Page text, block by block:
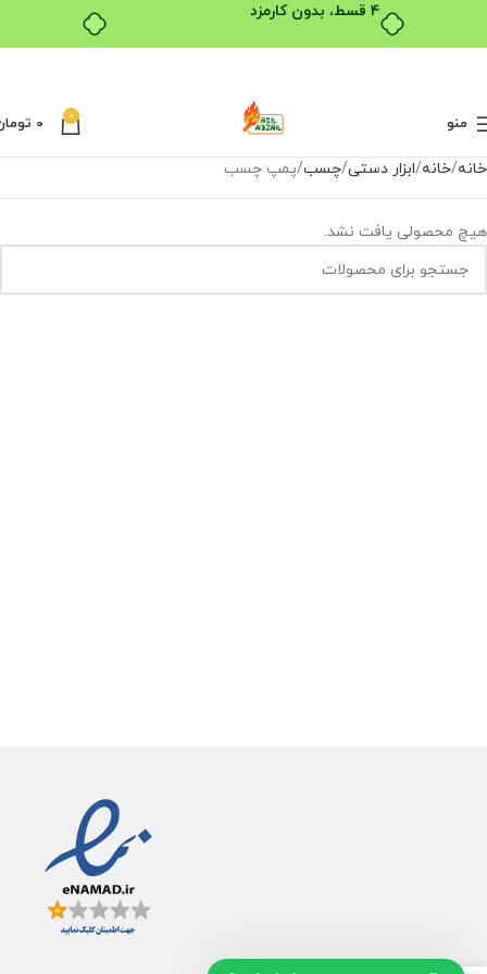
۴ قسط، بدون کارمزد
منو 0
0
خانه خانه ابزار دستی چسب پمپ چسب
هیچ محصولی یافت نشد.